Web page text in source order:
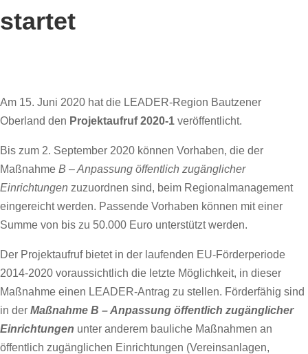
startet
Am 15. Juni 2020 hat die LEADER-Region Bautzener
Oberland den Projektaufruf 2020-1 veröffentlicht.
Bis zum 2. September 2020 können Vorhaben, die der
Maßnahme B – Anpassung öffentlich zugänglicher
Einrichtungen zuzuordnen sind, beim Regionalmanagement
eingereicht werden. Passende Vorhaben können mit einer
Summe von bis zu 50.000 Euro unterstützt werden.
Der Projektaufruf bietet in der laufenden EU-Förderperiode
2014-2020 voraussichtlich die letzte Möglichkeit, in dieser
Maßnahme einen LEADER-Antrag zu stellen. Förderfähig sind
in der Maßnahme B – Anpassung öffentlich zugänglicher
Einrichtungen unter anderem bauliche Maßnahmen an
öffentlich zugänglichen Einrichtungen (Vereinsanlagen,